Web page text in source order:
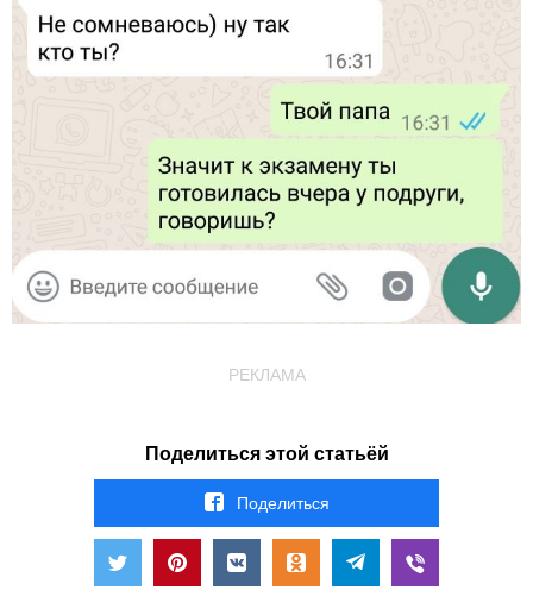
РЕКЛАМА
Поделиться этой статьёй
Поделиться